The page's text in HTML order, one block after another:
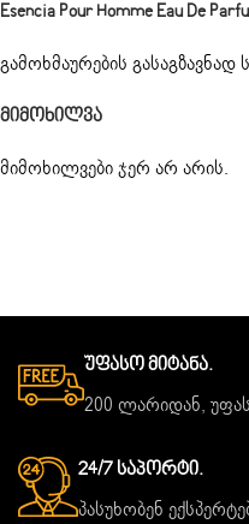
Მიმოხილვა
მიმოხილვები ჯერ არ არის.
Esencia Pour Homme Eau De
გამოხმაურების გასაგზავნად
Უფასო Მიტანა.
200 ლარიდან,
24/7 Საპორტი.
პასუხობენ